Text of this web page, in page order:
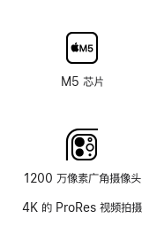
M5 芯片
1200 万像素广角摄像头
4K 的 ProRes 视频拍摄